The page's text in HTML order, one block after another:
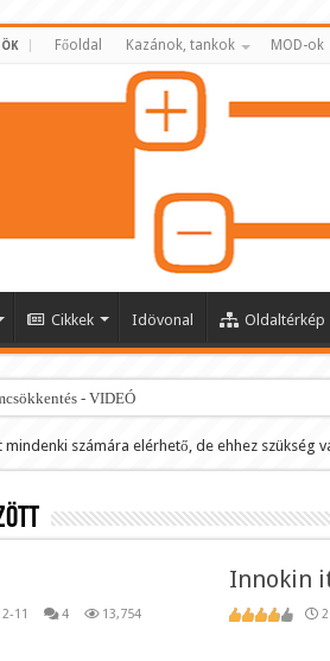
Főoldal Kazánok, tankok MOD-ok
Cikkek Idövonal Oldaltérkép
- VIDEÓ
szokások 2.0
Podcast alkalmazás letöltése
podcast lejátszási lista
mindenki számára elérhető, de ehhez szükség
11 4 13,754
Innokin